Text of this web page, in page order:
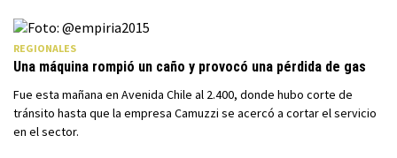
REGIONALES
Una máquina rompió un caño y provocó una pérdida de gas
Fue esta mañana en Avenida Chile al 2.400, donde hubo corte de
tránsito hasta que la empresa Camuzzi se acercó a cortar el servicio
en el sector.